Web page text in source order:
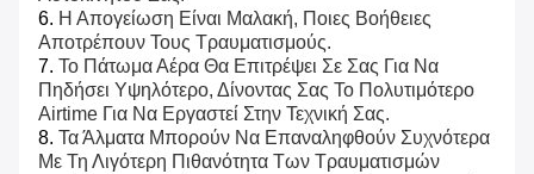
6. Η Απογείωση Είναι Μαλακή, Ποιες Βοήθειες
Αποτρέπουν Τους Τραυματισμούς.
7. Το Πάτωμα Αέρα Θα Επιτρέψει Σε Σας Για Να
Πηδήσει Υψηλότερο, Δίνοντας Σας Το Πολυτιμότερο
Airtime Για Να Εργαστεί Στην Τεχνική Σας.
8. Τα Άλματα Μπορούν Να Επαναληφθούν Συχνότερα
Με Τη Λιγότερη Πιθανότητα Των Τραυματισμών